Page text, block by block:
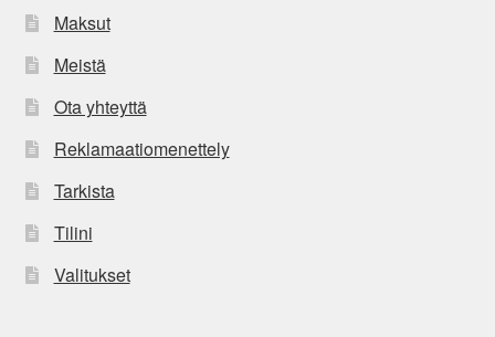
Maksut
Meistä
Ota yhteyttä
Reklamaatiomenettely
Tarkista
Tilini
Valitukset